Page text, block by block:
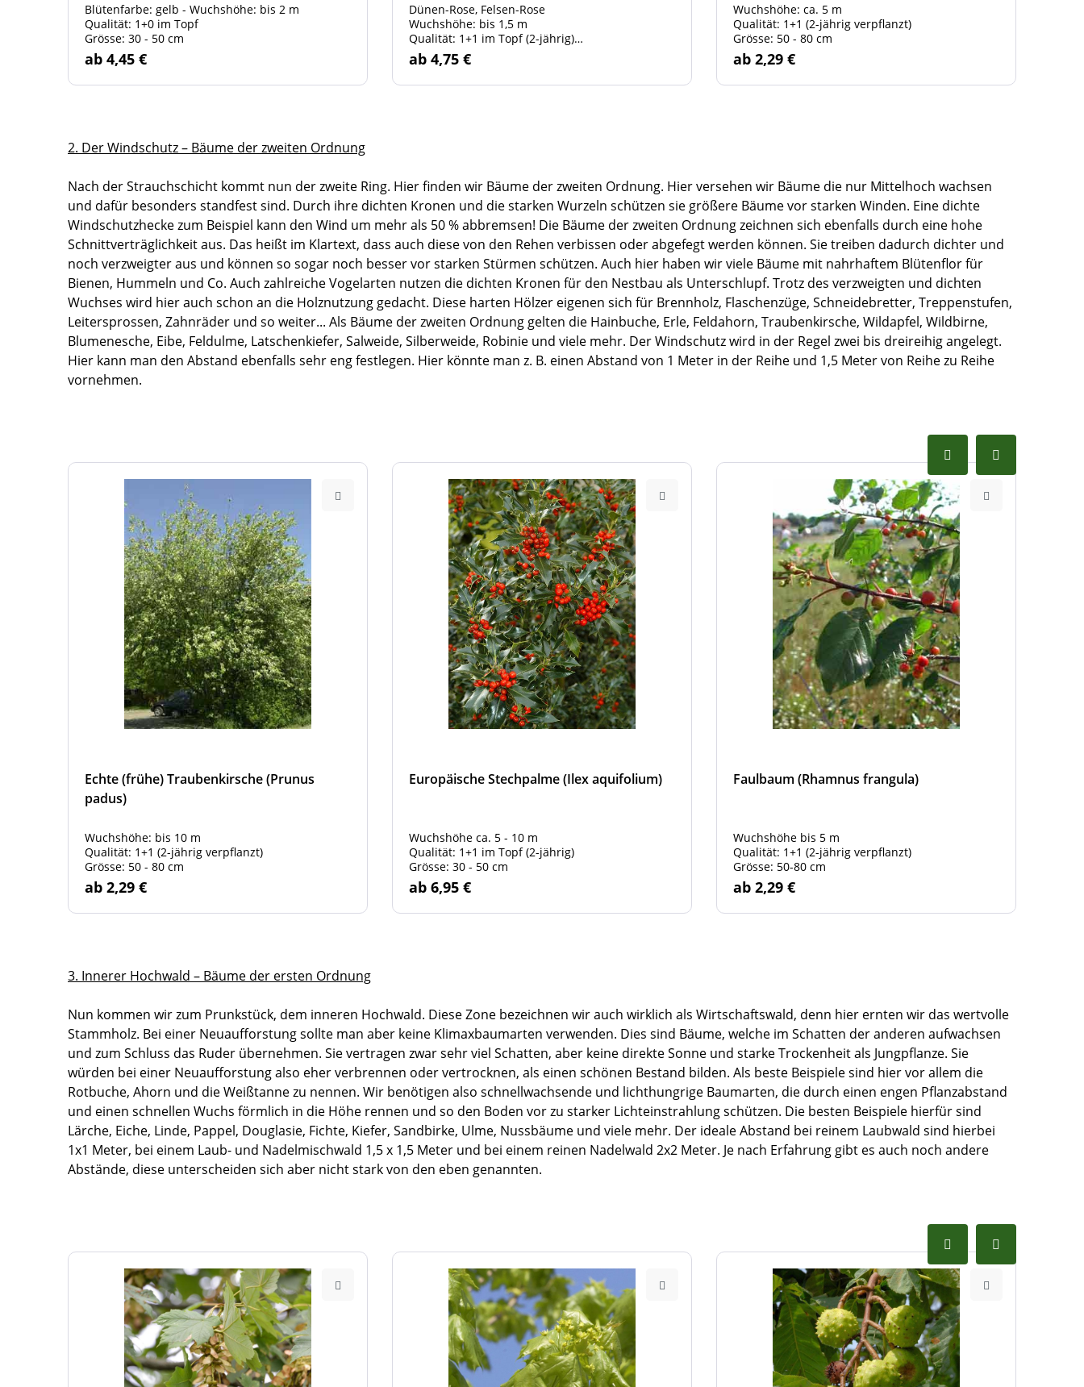
Blütenfarbe: gelb - Wuchshöhe: bis 2 m
Qualität: 1+0 im Topf
Grösse: 30 - 50 cm
ab 4,45 €
Dünen-Rose, Felsen-Rose
Wuchshöhe: bis 1,5 m
Qualität: 1+1 im Topf (2-jährig)
Grösse: 30 - 50 cm
ab 4,75 €
Wuchshöhe: ca. 5 m
Qualität: 1+1 (2-jährig verpflanzt)
Grösse: 50 - 80 cm
ab 2,29 €
2. Der Windschutz – Bäume der zweiten Ordnung
Nach der Strauchschicht kommt nun der zweite Ring. Hier finden wir Bäume der zweiten Ordnung. Hier versehen wir Bäume die nur Mittelhoch wachsen
und dafür besonders standfest sind. Durch ihre dichten Kronen und die starken Wurzeln schützen sie größere Bäume vor starken Winden. Eine dichte
Windschutzhecke zum Beispiel kann den Wind um mehr als 50 % abbremsen! Die Bäume der zweiten Ordnung zeichnen sich ebenfalls durch eine hohe
Schnittverträglichkeit aus. Das heißt im Klartext, dass auch diese von den Rehen verbissen oder abgefegt werden können. Sie treiben dadurch dichter und
noch verzweigter aus und können so sogar noch besser vor starken Stürmen schützen. Auch hier haben wir viele Bäume mit nahrhaftem Blütenflor für
Bienen, Hummeln und Co. Auch zahlreiche Vogelarten nutzen die dichten Kronen für den Nestbau als Unterschlupf. Trotz des verzweigten und dichten
Wuchses wird hier auch schon an die Holznutzung gedacht. Diese harten Hölzer eigenen sich für Brennholz, Flaschenzüge, Schneidebretter, Treppenstufen,
Leitersprossen, Zahnräder und so weiter... Als Bäume der zweiten Ordnung gelten die Hainbuche, Erle, Feldahorn, Traubenkirsche, Wildapfel, Wildbirne,
Blumenesche, Eibe, Feldulme, Latschenkiefer, Salweide, Silberweide, Robinie und viele mehr. Der Windschutz wird in der Regel zwei bis dreireihig angelegt.
Hier kann man den Abstand ebenfalls sehr eng festlegen. Hier könnte man z. B. einen Abstand von 1 Meter in der Reihe und 1,5 Meter von Reihe zu Reihe
vornehmen.
Echte (frühe) Traubenkirsche (Prunus
padus)
Wuchshöhe: bis 10 m
Qualität: 1+1 (2-jährig verpflanzt)
Grösse: 50 - 80 cm
ab 2,29 €
Europäische Stechpalme (Ilex aquifolium)
Wuchshöhe ca. 5 - 10 m
Qualität: 1+1 im Topf (2-jährig)
Grösse: 30 - 50 cm
ab 6,95 €
Faulbaum (Rhamnus frangula)
Wuchshöhe bis 5 m
Qualität: 1+1 (2-jährig verpflanzt)
Grösse: 50-80 cm
ab 2,29 €
3. Innerer Hochwald – Bäume der ersten Ordnung
Nun kommen wir zum Prunkstück, dem inneren Hochwald. Diese Zone bezeichnen wir auch wirklich als Wirtschaftswald, denn hier ernten wir das wertvolle
Stammholz. Bei einer Neuaufforstung sollte man aber keine Klimaxbaumarten verwenden. Dies sind Bäume, welche im Schatten der anderen aufwachsen
und zum Schluss das Ruder übernehmen. Sie vertragen zwar sehr viel Schatten, aber keine direkte Sonne und starke Trockenheit als Jungpflanze. Sie
würden bei einer Neuaufforstung also eher verbrennen oder vertrocknen, als einen schönen Bestand bilden. Als beste Beispiele sind hier vor allem die
Rotbuche, Ahorn und die Weißtanne zu nennen. Wir benötigen also schnellwachsende und lichthungrige Baumarten, die durch einen engen Pflanzabstand
und einen schnellen Wuchs förmlich in die Höhe rennen und so den Boden vor zu starker Lichteinstrahlung schützen. Die besten Beispiele hierfür sind
Lärche, Eiche, Linde, Pappel, Douglasie, Fichte, Kiefer, Sandbirke, Ulme, Nussbäume und viele mehr. Der ideale Abstand bei reinem Laubwald sind hierbei
1x1 Meter, bei einem Laub- und Nadelmischwald 1,5 x 1,5 Meter und bei einem reinen Nadelwald 2x2 Meter. Je nach Erfahrung gibt es auch noch andere
Abstände, diese unterscheiden sich aber nicht stark von den eben genannten.